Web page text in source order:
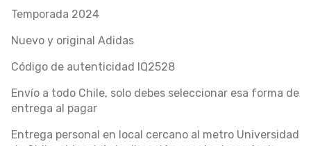
Temporada 2024
Nuevo y original Adidas
Código de autenticidad IQ2528
Envío a todo Chile, solo debes seleccionar esa forma de
entrega al pagar
Entrega personal en local cercano al metro Universidad